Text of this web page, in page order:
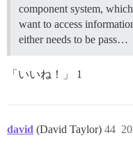
component system,
want to access
either needs to be pass…
「いいね！」 1
david (David Taylor) 44